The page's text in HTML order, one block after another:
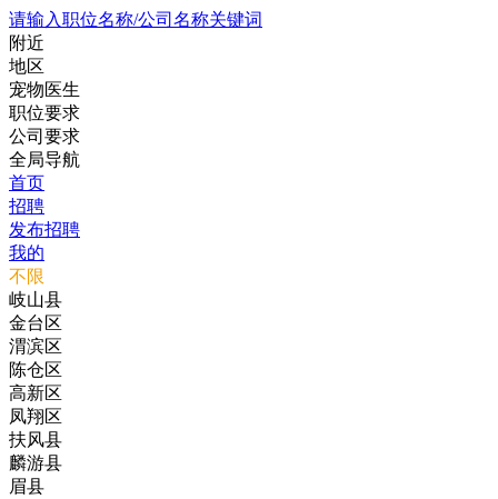
请输入职位名称/公司名称关键词
附近
地区
宠物医生
职位要求
公司要求
全局导航
首页
招聘
发布招聘
我的
不限
岐山县
金台区
渭滨区
陈仓区
高新区
凤翔区
扶风县
麟游县
眉县